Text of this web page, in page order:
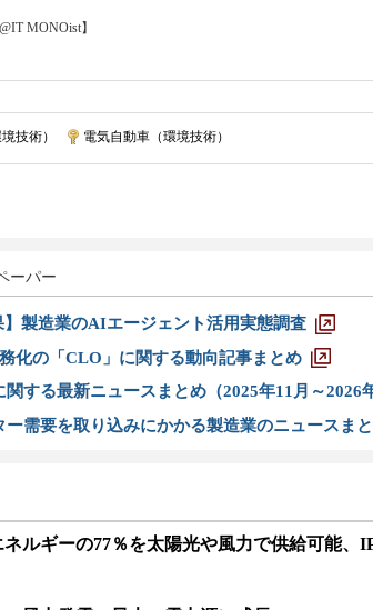
MONOist】
技術） 電気自動車（環境技術）
ーパー
】製造業のAIエージェント活用実態調査
化の「CLO」に関する動向記事まとめ
する最新ニュースまとめ（2025年11月～2026
需要を取り込みにかかる製造業のニュースま
ルギーの77％を太陽光や風力で供給可能、